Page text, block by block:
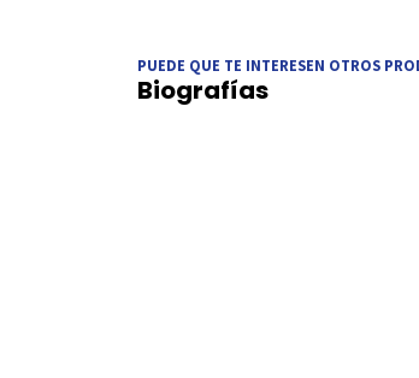
PUEDE QUE TE INTERESEN OTROS
Biografías